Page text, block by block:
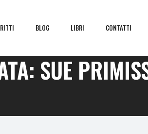
BLOG LIBRI CONTATTI
SUE